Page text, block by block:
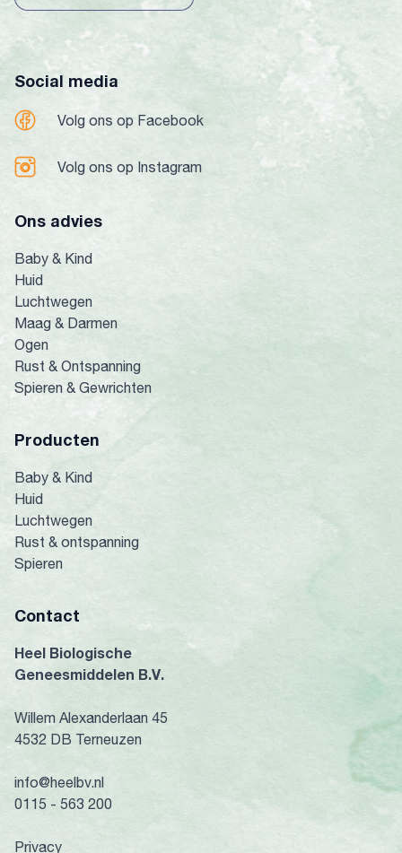
Social media
Volg ons op Facebook
Volg ons op Instagram
Ons advies
Baby & Kind
Huid
Luchtwegen
Maag & Darmen
Ogen
Rust & Ontspanning
Spieren & Gewrichten
Producten
Baby & Kind
Huid
Luchtwegen
Rust & ontspanning
Spieren
Contact
Heel Biologische
Geneesmiddelen B.V.
Willem Alexanderlaan 45
4532 DB Terneuzen
info@heelbv.nl
0115 - 563 200
Privacy